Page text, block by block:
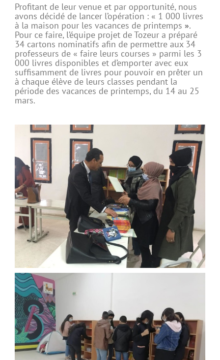
Profitant de leur venue et par opportunité, nous
avons décidé de lancer l’opération : « 1 000 livres
à la maison pour les vacances de printemps ».
Pour ce faire, l’équipe projet de Tozeur a préparé
34 cartons nominatifs afin de permettre aux 34
professeurs de « faire leurs courses » parmi les 3
000 livres disponibles et d’emporter avec eux
suffisamment de livres pour pouvoir en prêter un
à chaque élève de leurs classes pendant la
période des vacances de printemps, du 14 au 25
mars.